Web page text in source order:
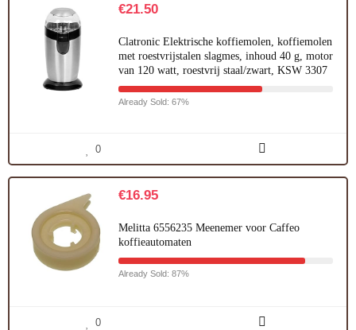
€21.50
Clatronic Elektrische koffiemolen, koffiemolen
met roestvrijstalen slagmes, inhoud 40 g, motor
van 120 watt, roestvrij staal/zwart, KSW 3307
Already Sold: 67%
0
€16.95
Melitta 6556235 Meenemer voor Caffeo
koffieautomaten
Already Sold: 87%
0